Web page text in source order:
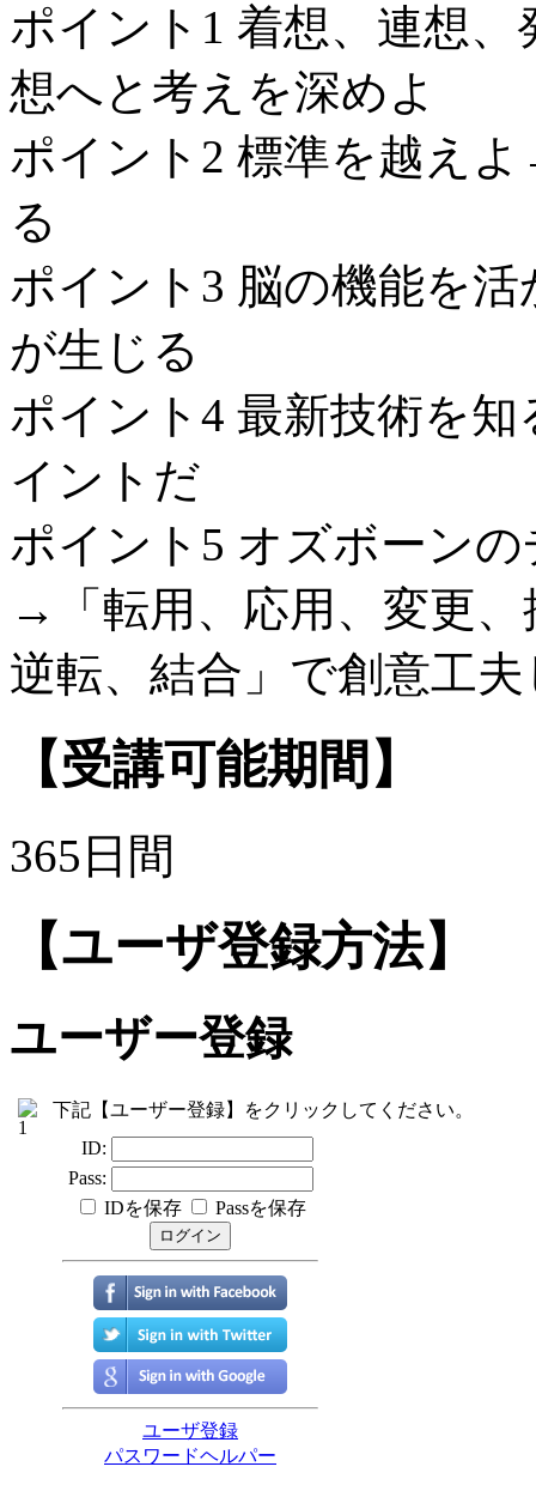
ポイント1 着想、連想
想へと考えを深めよ
ポイント2 標準を越え
る
ポイント3 脳の機能を
が生じる
ポイント4 最新技術を
イントだ
ポイント5 オズボーン
→「転用、応用、変更
逆転、結合」で創意工
【受講可能期間】
365日間
【ユーザ登録方法】
ユーザー登録
下記【ユーザー登録】をクリックしてください。